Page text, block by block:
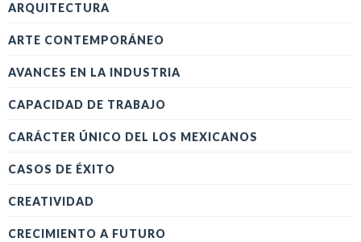
ARQUITECTURA
ARTE CONTEMPORÁNEO
AVANCES EN LA INDUSTRIA
CAPACIDAD DE TRABAJO
CARÁCTER ÚNICO DEL LOS MEXICANOS
CASOS DE ÉXITO
CREATIVIDAD
CRECIMIENTO A FUTURO